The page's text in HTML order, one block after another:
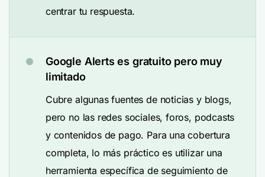
centrar tu respuesta.
Google Alerts es gratuito pero muy
limitado
Cubre algunas fuentes de noticias y blogs,
pero no las redes sociales, foros, podcasts
y contenidos de pago. Para una cobertura
completa, lo más práctico es utilizar una
herramienta específica de seguimiento de